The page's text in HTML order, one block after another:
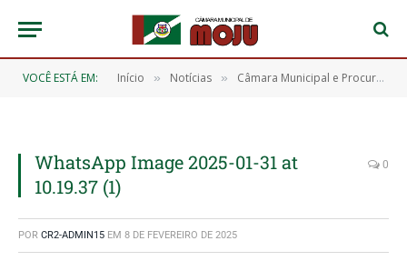
VOCÊ ESTÁ EM: Início » Notícias » Câmara Municipal e Procuradoria da Mulher promovem palestra sobre saúde mental com o psiquiatra Fagner Carvalho
WhatsApp Image 2025-01-31 at
10.19.37 (1)
0
POR CR2-ADMIN15 EM 8 DE FEVEREIRO DE 2025